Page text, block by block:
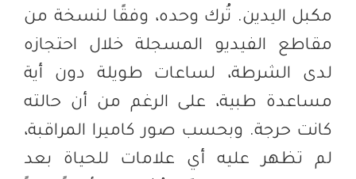
مكبل اليدين. تُرك وحده، وفقًا لنسخة من
مقاطع الفيديو المسجلة خلال احتجازه
لدى الشرطة، لساعات طويلة دون أية
مساعدة طبية، على الرغم من أن حالته
كانت حرجة. وبحسب صور كاميرا المراقبة،
لم تظهر عليه أي علامات للحياة بعد